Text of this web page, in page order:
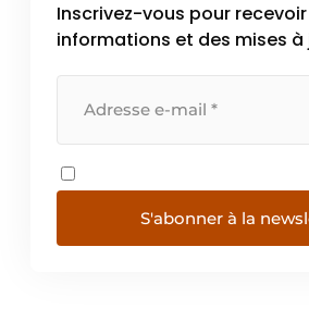
Inscrivez-vous pour
informations et des mises à
S'abonner à la